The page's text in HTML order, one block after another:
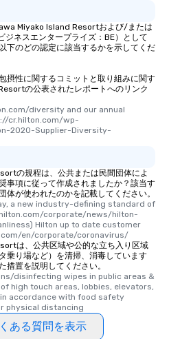
Miyako Island Resortおよび/または
ジネスエンタープライズ：BE）として
下のどの認定に該当するかを示してくだ
摂性に関するコミットと取り組みに関す
の公表されたレポートへのリンク
diversity and our annual
cr.hilton.com/wp-
2020-Supplier-Diversity-
の規程は、公共または民間団体によ
事項に従って作成されましたか？該当す
体が使われたのかを記載してください。
a new industry-defining standard of
corporate/news/hilton-
Hilton up to date customer
en/corporate/coronavirus/
は、公共区域や公的な立ち入り区域
乗り場など）を清掃、消毒しています
措置を説明してください。
disinfecting wipes in public areas &
high touch areas, lobbies, elevators,
accordance with food safety
physical distancing
ある質問を表示